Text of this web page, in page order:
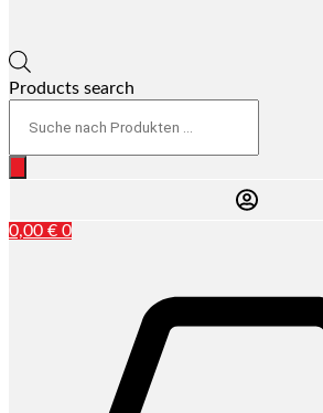
Products search
0,00 € 0